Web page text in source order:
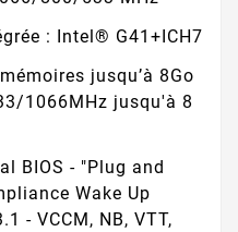
: Intel® G41+ICH7
jusqu’à 8Go
1066MHz jusqu'à 8
BIOS - "Plug and
Wake Up
- VCCM, NB, VTT,